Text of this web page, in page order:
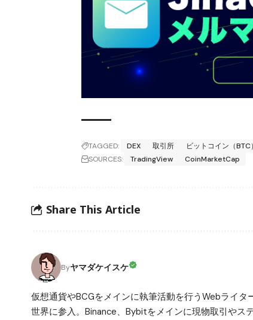
TAGGED: DEX 取引所 ビットコイン（BTC）
SOURCES:
TradingView CoinMarketCap
Share This Article
Byヤマダケイスケ
仮想通貨やBCGをメインに執筆活動を行うWebライ
世界に参入。Binance、Bybitをメインに現物取引やス